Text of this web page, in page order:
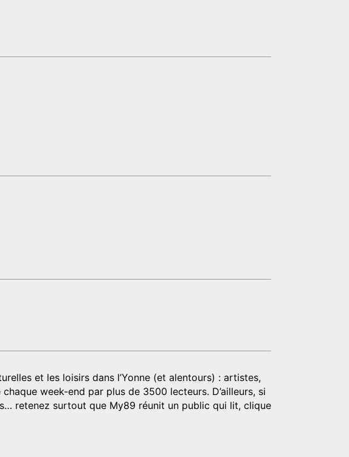
et les loisirs dans l’Yonne (et alentours) : artistes,
week-end par plus de 3500 lecteurs. D’ailleurs, si
retenez surtout que My89 réunit un public qui lit, clique